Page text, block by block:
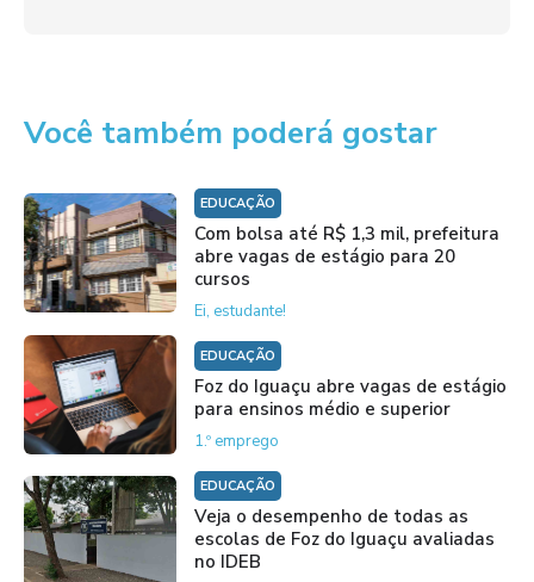
Você também poderá gostar
EDUCAÇÃO
Com bolsa até R$ 1,3 mil, prefeitura
abre vagas de estágio para 20
cursos
Ei, estudante!
EDUCAÇÃO
Foz do Iguaçu abre vagas de estágio
para ensinos médio e superior
1.º emprego
EDUCAÇÃO
Veja o desempenho de todas as
escolas de Foz do Iguaçu avaliadas
no IDEB